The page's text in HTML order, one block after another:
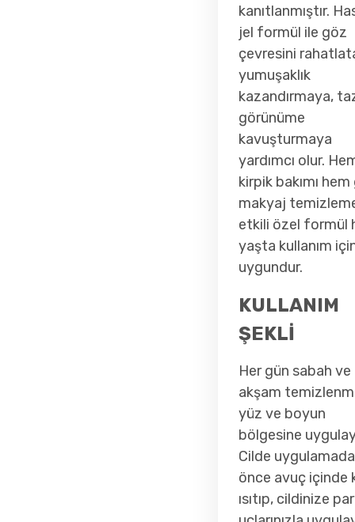
kanıtlanmıştır.
jel formül ile göz
çevresini
yumuşaklık
kazandırmaya,
görünüme
kavuşturmaya
yardımcı olur.
kirpik bakımı
makyaj
etkili özel formül
yaşta kullanım
uygundur.
KULLANIM
ŞEKLİ
Her gün sabah ve
akşam
yüz ve boyun
bölgesine
Cilde
önce avuç içinde
ısıtıp, cildinize